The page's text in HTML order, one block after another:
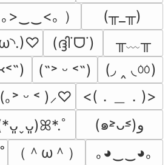
｡>‿‿<｡ ）
(╥_╥)
(ദ്ദി˙ᗜ˙)
╥﹏╥
(˶˃ ᵕ ˂˶)
(◞ ‸ ◟ㆀ)
｡˃ ᵕ ˂ )⸝♡
<(．＿．)>
ﾟ
(๑˃̵ᴗ˂̵)و
（＾ω＾）
｡◕‿‿◕｡